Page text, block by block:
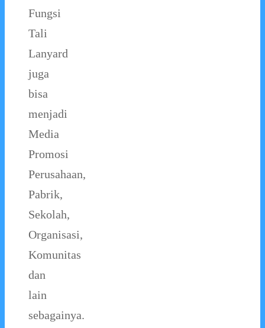
Fungsi
Tali
Lanyard
juga
bisa
menjadi
Media
Promosi
Perusahaan,
Pabrik,
Sekolah,
Organisasi,
Komunitas
dan
lain
sebagainya.